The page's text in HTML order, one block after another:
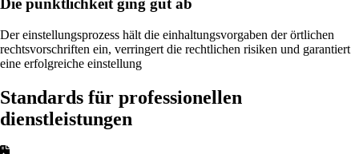
Die pünktlichkeit ging gut ab
Der einstellungsprozess hält die einhaltungsvorgaben der örtlichen
rechtsvorschriften ein, verringert die rechtlichen risiken und garantiert
eine erfolgreiche einstellung
Standards für professionellen
dienstleistungen